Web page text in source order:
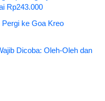
Rp243.000
ke Goa Kreo
Dicoba: Oleh-Oleh dan